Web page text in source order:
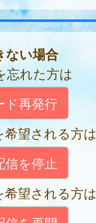
ない場合
忘れた方は
ド再発行
希望される方は
信を停止
希望される方は